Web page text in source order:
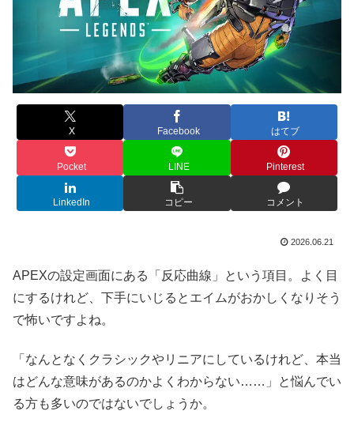
X Facebook はてブ
Pocket LINE Pinterest
LinkedIn コピー コメント
2026.06.21
APEXの設定画面にある「反応曲線」という項目。よく目
にするけれど、下手にいじるとエイムがおかしくなりそう
で怖いですよね。
「なんとなくクラシックやリニアにしているけれど、本当
はどんな意味があるのかよくわからない……」と悩んでい
る方も多いのではないでしょうか。